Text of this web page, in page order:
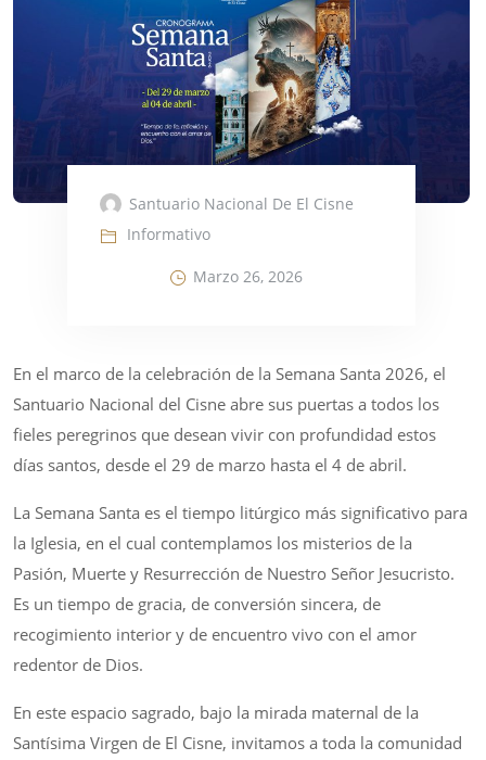
Santuario Nacional De El Cisne
Informativo
Marzo 26, 2026
En el marco de la celebración de la Semana Santa 2026, el
Santuario Nacional del Cisne abre sus puertas a todos los
fieles peregrinos que desean vivir con profundidad estos
días santos, desde el 29 de marzo hasta el 4 de abril.
La Semana Santa es el tiempo litúrgico más significativo para
la Iglesia, en el cual contemplamos los misterios de la
Pasión, Muerte y Resurrección de Nuestro Señor Jesucristo.
Es un tiempo de gracia, de conversión sincera, de
recogimiento interior y de encuentro vivo con el amor
redentor de Dios.
En este espacio sagrado, bajo la mirada maternal de la
Santísima Virgen de El Cisne, invitamos a toda la comunidad